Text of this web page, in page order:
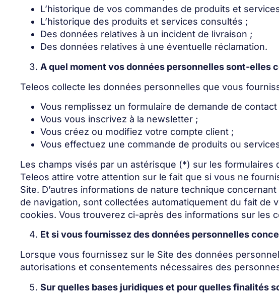
L’historique de vos commandes de produits et
L’historique des produits et services consultés ;
Des données relatives à un incident de livraison ;
Des données relatives à une éventuelle réclamation.
A quel moment vos données personnelles sont-elles
Teleos collecte les données personnelles que vous
Vous remplissez un formulaire de demande de contact
Vous vous inscrivez à la newsletter ;
Vous créez ou modifiez votre compte client ;
Vous effectuez une commande de produits ou
Les champs visés par un astérisque (*) sur les
Teleos attire votre attention sur le fait que si vous ne
Site. D’autres informations de nature technique
de navigation, sont collectées automatiquement du fait de
cookies. Vous trouverez ci-après des informations sur les
Et si vous fournissez des données personnelles
Lorsque vous fournissez sur le Site des données
autorisations et consentements nécessaires des
Sur quelles bases juridiques et pour quelles finalités